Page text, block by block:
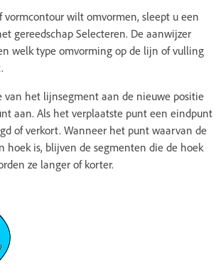
wilt omvormen, sleept u een
gereedschap Selecteren. De aanwijzer
welk type omvorming op de lijn of vulling
van het lijnsegment aan de nieuwe positie
aan. Als het verplaatste punt een eindpunt
of verkort. Wanneer het punt waarvan de
hoek is, blijven de segmenten die de hoek
ze langer of korter.